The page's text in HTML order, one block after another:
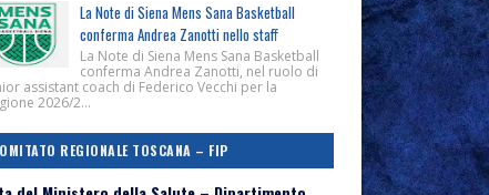
La Note di Siena Mens Sana Basketball
conferma Andrea Zanotti nello staff
La Note di Siena Mens Sana Basketball
conferma Andrea Zanotti, nel ruolo di
assistant coach di Federico Vecchi per la
2026/2...
REGIONALE TOSCANA – FIP